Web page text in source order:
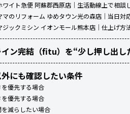
ワイト急便 阿蘇郡西原店｜生活動線上で相談
マのリフォーム ゆめタウン光の森店｜当日対
ジックミシン イオンモール熊本店｜仕上げ方
ン完結（fitu）を“少し押し出し
にも確認したい条件
を優先する場合
を優先する場合
を減らしたい場合